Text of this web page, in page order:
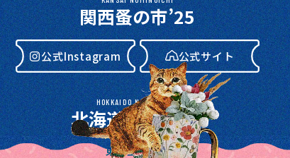
関西蚤の市’25
公式Instagram 公式サイト
HOKKAIDO NOMINOICHI
北海道蚤の市’26
東京蚤の市は